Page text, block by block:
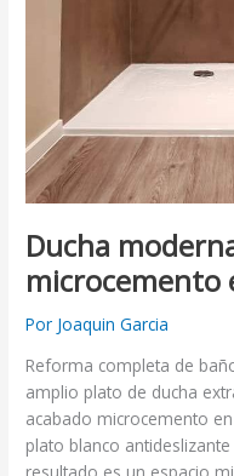
Ducha
microcemento
Por Joaquin Garcia
Reforma completa de
amplio plato de ducha
acabado microcemento
plato blanco